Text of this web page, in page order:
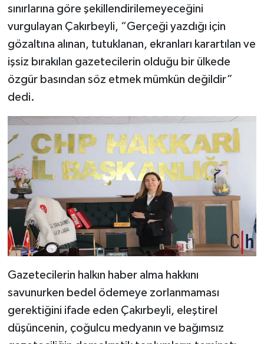
sınırlarına göre şekillendirilemeyeceğini
vurgulayan Çakırbeyli, “Gerçeği yazdığı için
gözaltına alınan, tutuklanan, ekranları karartılan ve
işsiz bırakılan gazetecilerin olduğu bir ülkede
özgür basından söz etmek mümkün değildir”
dedi.
Gazetecilerin halkın haber alma hakkını
savunurken bedel ödemeye zorlanmaması
gerektiğini ifade eden Çakırbeyli, eleştirel
düşüncenin, çoğulcu medyanın ve bağımsız